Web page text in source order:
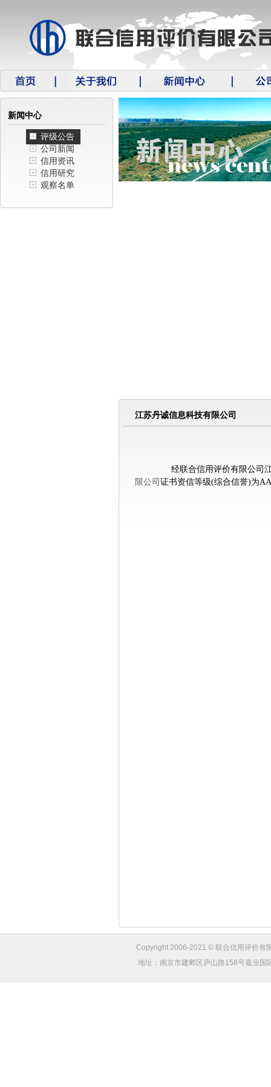
新闻中心
评级公告
公司新闻
信用资讯
信用研究
观察名单
江苏丹诚信息科技有限公司
经联合信用评价有限公司江苏
限公司证书资信等级(综合信誉)为
Copyright 2006-2021 © 联合信用评价有
地址：南京市建邺区庐山路158号嘉业